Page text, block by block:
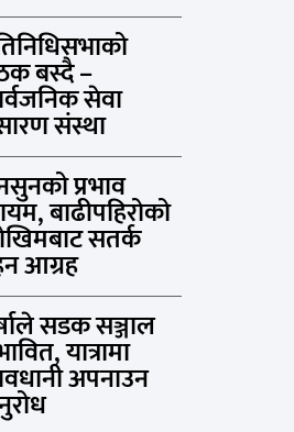
बस्दै –
सेवा
संस्था
प्रभाव
बाढीपहिरोको
सतर्क
आग्रह
सडक सञ्जाल
यात्रामा
अपनाउन